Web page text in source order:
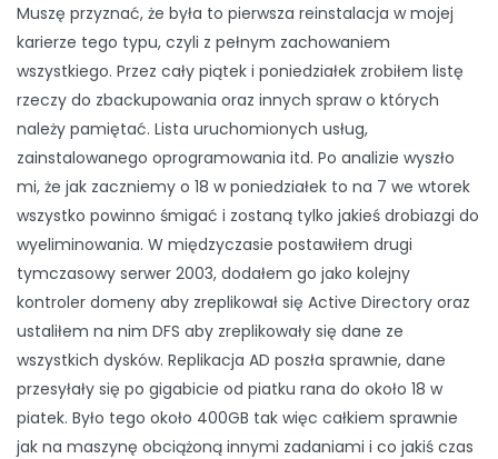
Muszę przyznać, że była to pierwsza reinstalacja w mojej
karierze tego typu, czyli z pełnym zachowaniem
wszystkiego. Przez cały piątek i poniedziałek zrobiłem listę
rzeczy do zbackupowania oraz innych spraw o których
należy pamiętać. Lista uruchomionych usług,
zainstalowanego oprogramowania itd. Po analizie wyszło
mi, że jak zaczniemy o 18 w poniedziałek to na 7 we wtorek
wszystko powinno śmigać i zostaną tylko jakieś drobiazgi do
wyeliminowania. W międzyczasie postawiłem drugi
tymczasowy serwer 2003, dodałem go jako kolejny
kontroler domeny aby zreplikował się Active Directory oraz
ustaliłem na nim DFS aby zreplikowały się dane ze
wszystkich dysków. Replikacja AD poszła sprawnie, dane
przesyłały się po gigabicie od piatku rana do około 18 w
piatek. Było tego około 400GB tak więc całkiem sprawnie
jak na maszynę obciążoną innymi zadaniami i co jakiś czas